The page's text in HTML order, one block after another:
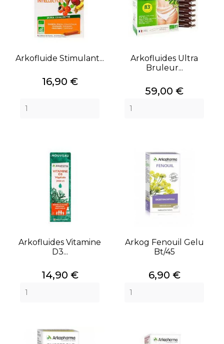
Arkofluide Stimulant...
Prix
16,90 €
Arkofluides Ultra
Bruleur...
Prix
59,00 €
Arkofluides Vitamine
D3...
Prix
14,90 €
Arkog Fenouil Gelu
Bt/45
Prix
6,90 €